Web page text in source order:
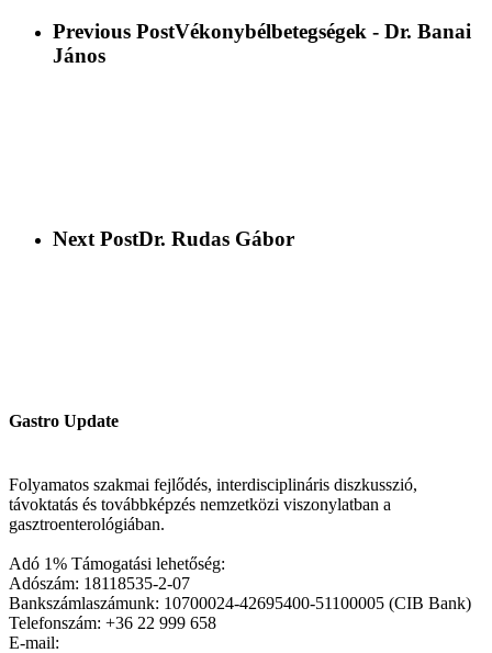
Previous PostVékonybélbetegségek - Dr. Banai
János
Next PostDr. Rudas Gábor
Gastro Update
Folyamatos szakmai fejlődés, interdisciplináris diszkusszió,
távoktatás és továbbképzés nemzetközi viszonylatban a
gasztroenterológiában.
Adó 1% Támogatási lehetőség:
Adószám: 18118535-2-07
Bankszámlaszámunk: 10700024-42695400-51100005 (CIB Bank)
Telefonszám: +36 22 999 658
E-mail: